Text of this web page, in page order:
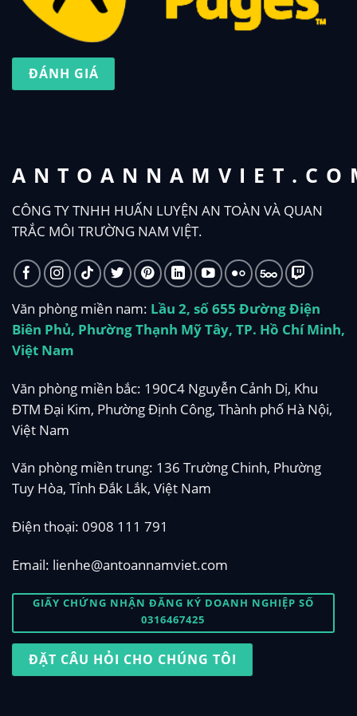
CÔNG TY TNHH HUẤN LUYỆN AN TOÀN VÀ QUAN
TRẮC MÔI TRƯỜNG NAM VIỆT.
Văn phòng miền nam: Lầu 2, số 655 Đường Điện
Biên Phủ, Phường Thạnh Mỹ Tây, TP. Hồ Chí Minh,
Việt Nam
Văn phòng miền bắc: 190C4 Nguyễn Cảnh Dị, Khu
ĐTM Đại Kim, Phường Định Công, Thành phố Hà Nội,
Việt Nam
Văn phòng miền trung: 136 Trường Chinh, Phường
Tuy Hòa, Tỉnh Đắk Lắk, Việt Nam
Điện thoại: 0908 111 791
Email: lienhe@antoannamviet.com
GIẤY CHỨNG NHẬN ĐĂNG KÝ DOANH NGHIỆP SỐ
0316467425
ĐẶT CÂU HỎI CHO CHÚNG TÔI
ĐÁNH GIÁ